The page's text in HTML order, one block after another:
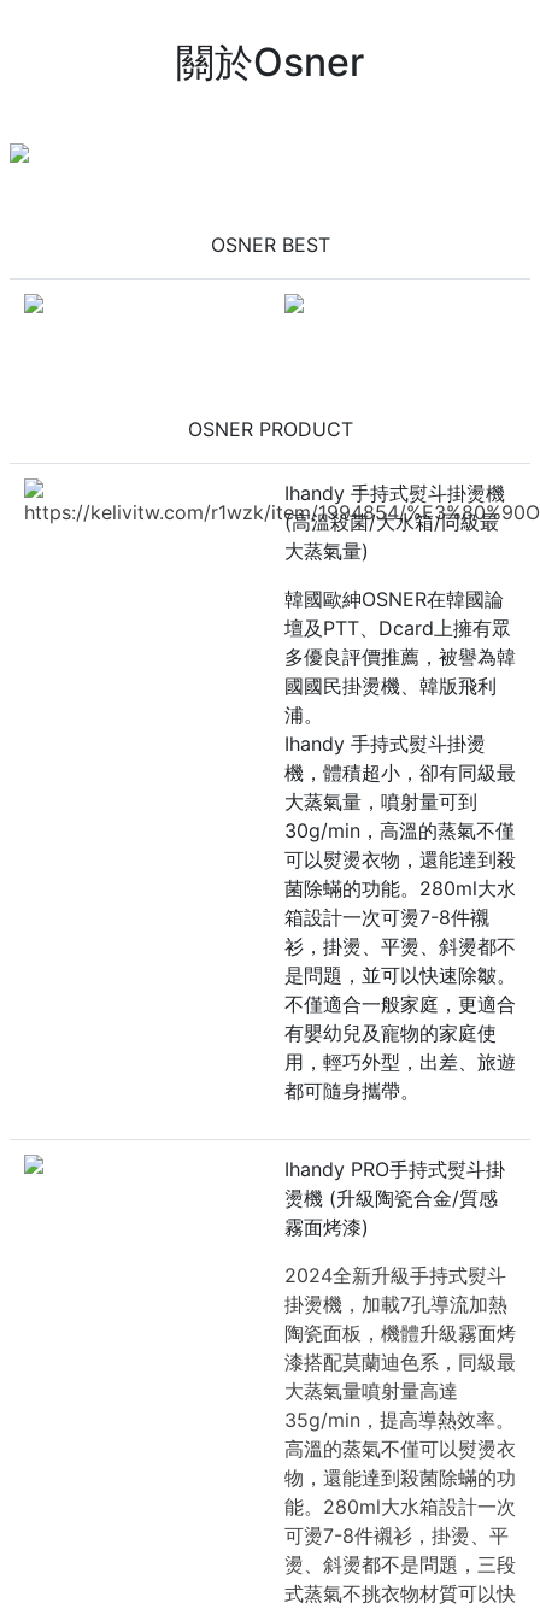
關於Osner
OSNER BEST
OSNER PRODUCT
https://kelivitw.com/r1wzk/item/1994854/
Ihandy 手持式熨斗掛燙機
(高溫殺菌/大水箱/同級最
大蒸氣量)
韓國歐紳OSNER在韓國論
壇及PTT、Dcard上擁有眾
多優良評價推薦，被譽為韓
國國民掛燙機、韓版飛利
浦。
Ihandy 手持式熨斗掛燙
機，體積超小，卻有同級最
大蒸氣量，噴射量可到
30g/min，高溫的蒸氣不僅
可以熨燙衣物，還能達到殺
菌除蟎的功能。280ml大水
箱設計一次可燙7-8件襯
衫，掛燙、平燙、斜燙都不
是問題，並可以快速除皺。
不僅適合一般家庭，更適合
有嬰幼兒及寵物的家庭使
用，輕巧外型，出差、旅遊
都可隨身攜帶。
Ihandy PRO手持式熨斗掛
燙機 (升級陶瓷合金/質感
霧面烤漆)
2024全新升級手持式熨斗
掛燙機，加載7孔導流加熱
陶瓷面板，機體升級霧面烤
漆搭配莫蘭迪色系，同級最
大蒸氣量噴射量高達
35g/min，提高導熱效率。
高溫的蒸氣不僅可以熨燙衣
物，還能達到殺菌除蟎的功
能。280ml大水箱設計一次
可燙7-8件襯衫，掛燙、平
燙、斜燙都不是問題，三段
式蒸氣不挑衣物材質可以快